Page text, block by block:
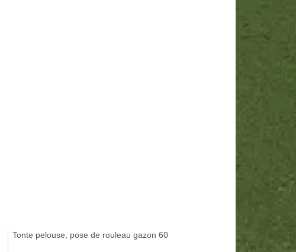
Tonte pelouse, pose de rouleau gazon 60